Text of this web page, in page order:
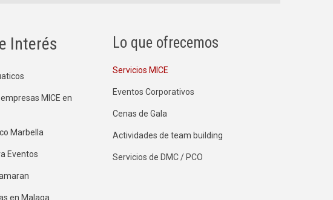
Interés
MICE en
Marbella
Eventos
en Malaga
Lo que ofrecemos
Servicios MICE
Eventos Corporativos
Cenas de Gala
Actividades de team building
Servicios de DMC / PCO